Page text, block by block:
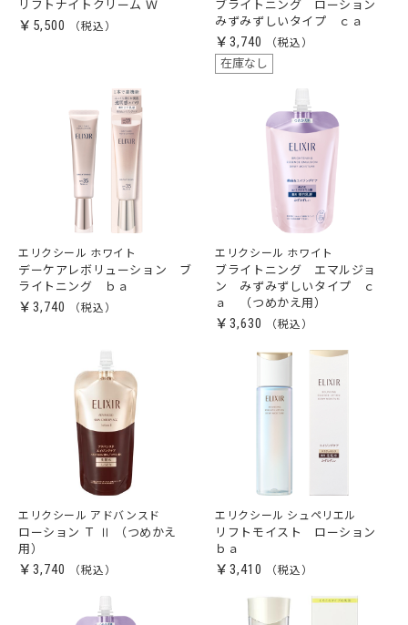
リフトナイトクリーム Ｗ
￥5,500
ブライトニング ローション
みずみずしいタイプ ｃａ
￥3,740
在庫なし
エリクシール ホワイト
デーケアレボリューション ブ
ライトニング ｂａ
￥3,740
エリクシール ホワイト
ブライトニング エマルジョ
ン みずみずしいタイプ ｃ
ａ （つめかえ用）
￥3,630
エリクシール アドバンスド
ローション Ｔ Ⅱ （つめかえ
用）
￥3,740
エリクシール シュペリエル
リフトモイスト ローション
ｂａ
￥3,410